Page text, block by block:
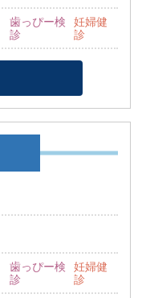
歯っぴー検
診
妊婦健
診
歯っぴー検
診
妊婦健
診